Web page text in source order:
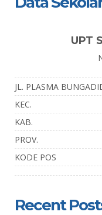
UPT
JL. PLASMA
KEC.
KAB.
PROV.
KODE POS
Recent